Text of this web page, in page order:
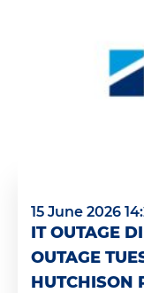
15 June 2026
IT OUTAGE
OUTAGE
HUTCHISON